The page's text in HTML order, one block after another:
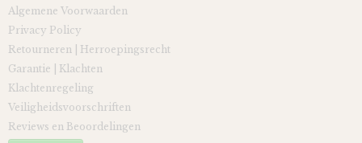
Algemene Voorwaarden
Privacy Policy
Retourneren | Herroepingsrecht
Garantie | Klachten
Klachtenregeling
Veiligheidsvoorschriften
Reviews en Beoordelingen